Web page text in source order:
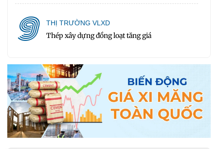
9 THỊ TRƯỜNG VLXD
Thép xây dựng đồng loạt tăng giá